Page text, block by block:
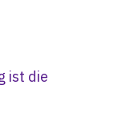
ist die